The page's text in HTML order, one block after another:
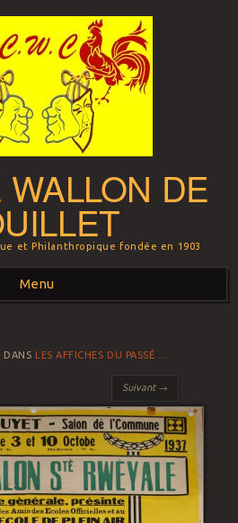
DE
et Philanthropique fondée en 1903
Menu
DANS LES AFFICHES DU PASSÉ …
Suivant →